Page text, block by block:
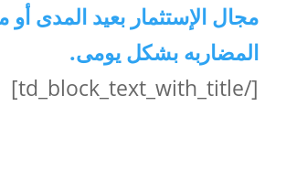
مجال الإستثمار بعيد المدى أو
المضاربه بشكل يومى.
[/td_block_text_with_title]